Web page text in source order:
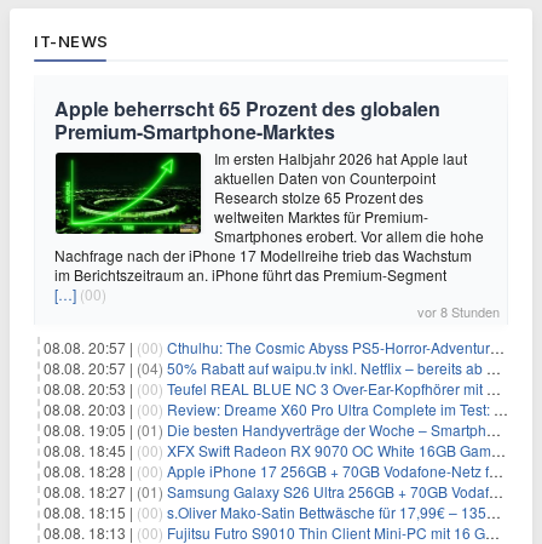
IT-NEWS
Apple beherrscht 65 Prozent des globalen
Premium-Smartphone-Marktes
Im ersten Halbjahr 2026 hat Apple laut
aktuellen Daten von Counterpoint
Research stolze 65 Prozent des
weltweiten Marktes für Premium-
Smartphones erobert. Vor allem die hohe
Nachfrage nach der iPhone 17 Modellreihe trieb das Wachstum
im Berichtszeitraum an. iPhone führt das Premium-Segment
[…] (00)
vor 8 Stunden
08.08. 20:57 | (00) Cthulhu: The Cosmic Abyss PS5-Horror-Adventure für 27,99€
08.08. 20:57 | (04) 50% Rabatt auf waipu.tv inkl. Netflix – bereits ab 9€/Monat (statt 17,99€)
08.08. 20:53 | (00) Teufel REAL BLUE NC 3 Over-Ear-Kopfhörer mit ANC für 149,99€
08.08. 20:03 | (00) Review: Dreame X60 Pro Ultra Complete im Test: 42.000 Pa, 100 °C Moppwäsche & erstaunlich viel Technik in nur 8,9 cm Höhe
08.08. 19:05 | (01) Die besten Handyverträge der Woche – Smartphone-Tarife & SIM-Only im Überblick
08.08. 18:45 | (00) XFX Swift Radeon RX 9070 OC White 16GB Gaming-Grafikkarte für 579€
08.08. 18:28 | (00) Apple iPhone 17 256GB + 70GB Vodafone-Netz für 34,99€/Monat (effektiv 6,41€/Monat)
08.08. 18:27 | (01) Samsung Galaxy S26 Ultra 256GB + 70GB Vodafone-Netz für 34,99€/Monat (effektiv 4,74€/Monat)
08.08. 18:15 | (00) s.Oliver Mako-Satin Bettwäsche für 17,99€ – 135×200 cm, OEKO-TEX
08.08. 18:13 | (00) Fujitsu Futro S9010 Thin Client Mini-PC mit 16 GB RAM für 100€